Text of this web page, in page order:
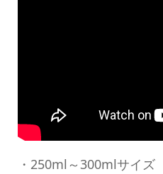
・250ml～300mlサイズ